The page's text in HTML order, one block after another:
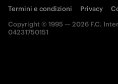
Termini e condizioni Privacy
Copyright © 1995 — 2026 F.C.
04231750151